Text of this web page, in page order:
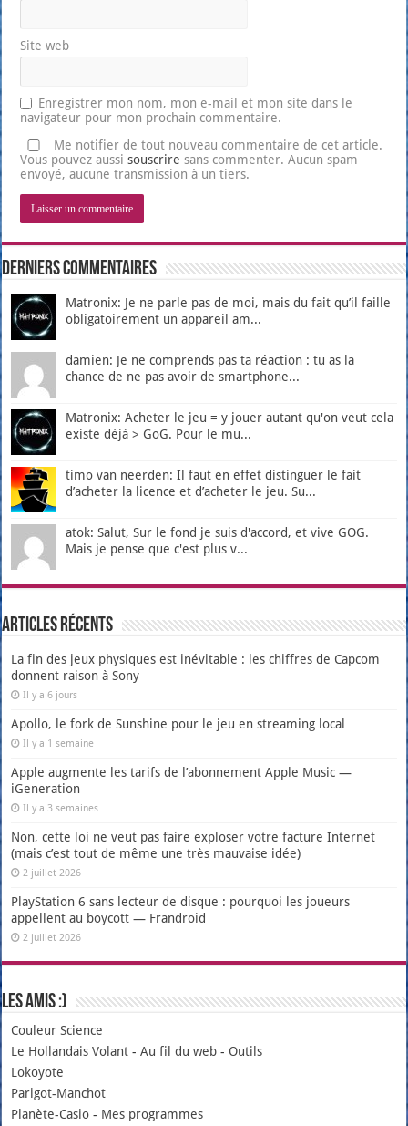
Site web
Enregistrer mon nom, mon e-mail et mon site dans le
navigateur pour mon prochain commentaire.
Me notifier de tout nouveau commentaire de cet article.
Vous pouvez aussisouscrire sans commenter. Aucun spam
envoyé, aucune transmission à un tiers.
Derniers Commentaires
Matronix: Je ne parle pas de moi, mais du fait qu’il faille
obligatoirement un appareil am...
damien: Je ne comprends pas ta réaction : tu as la
chance de ne pas avoir de smartphone...
Matronix: Acheter le jeu = y jouer autant qu'on veut cela
existe déjà > GoG. Pour le mu...
timo van neerden: Il faut en effet distinguer le fait
d’acheter la licence et d’acheter le jeu. Su...
atok: Salut, Sur le fond je suis d'accord, et vive GOG.
Mais je pense que c'est plus v...
Articles récents
La fin des jeux physiques est inévitable : les chiffres de Capcom
donnent raison à Sony
Il y a 6 jours
Apollo, le fork de Sunshine pour le jeu en streaming local
Il y a 1 semaine
Apple augmente les tarifs de l’abonnement Apple Music —
iGeneration
Il y a 3 semaines
Non, cette loi ne veut pas faire exploser votre facture Internet
(mais c’est tout de même une très mauvaise idée)
2 juillet 2026
PlayStation 6 sans lecteur de disque : pourquoi les joueurs
appellent au boycott — Frandroid
2 juillet 2026
Les amis :)
Couleur Science
Le Hollandais Volant -Au fil du web - Outils
Lokoyote
Parigot-Manchot
Planète-Casio - Mes programmes